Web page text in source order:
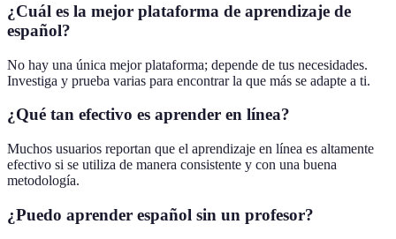
¿Cuál es la mejor plataforma de aprendizaje de
español?
No hay una única mejor plataforma; depende de tus necesidades.
Investiga y prueba varias para encontrar la que más se adapte a ti.
¿Qué tan efectivo es aprender en línea?
Muchos usuarios reportan que el aprendizaje en línea es altamente
efectivo si se utiliza de manera consistente y con una buena
metodología.
¿Puedo aprender español sin un profesor?